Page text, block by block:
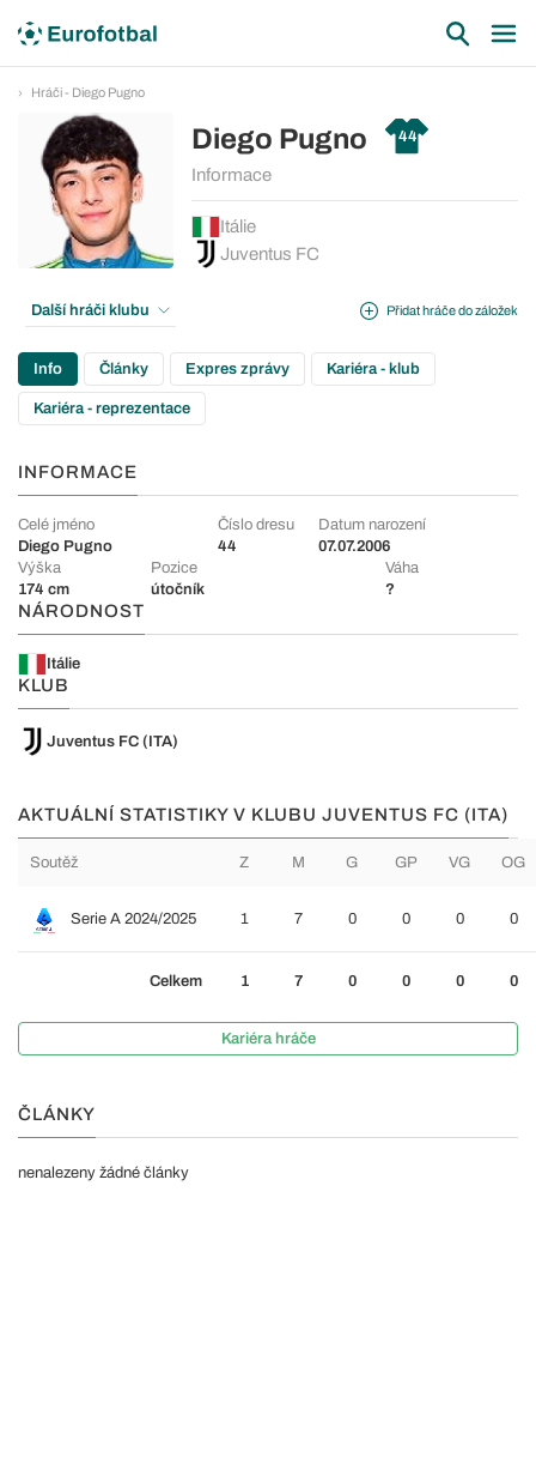
Hráči - Diego Pugno
Diego Pugno 44
Informace
Itálie
Juventus FC
Přidat hráče do záložek
Další hráči klubu
Info Články Expres zprávy Kariéra - klub
Kariéra - reprezentace
INFORMACE
Celé jméno
Diego Pugno
Číslo dresu
44
Datum narození
07.07.2006
Výška
174 cm
Pozice
útočník
Váha
?
NÁRODNOST
Itálie
KLUB
Juventus FC (ITA)
AKTUÁLNÍ STATISTIKY V KLUBU JUVENTUS FC (ITA)
Soutěž Z M G GP VG OG
Serie A 2024/2025 1 7 0 0 0 0
Celkem 1 7 0 0 0 0
Kariéra hráče
ČLÁNKY
nenalezeny žádné články